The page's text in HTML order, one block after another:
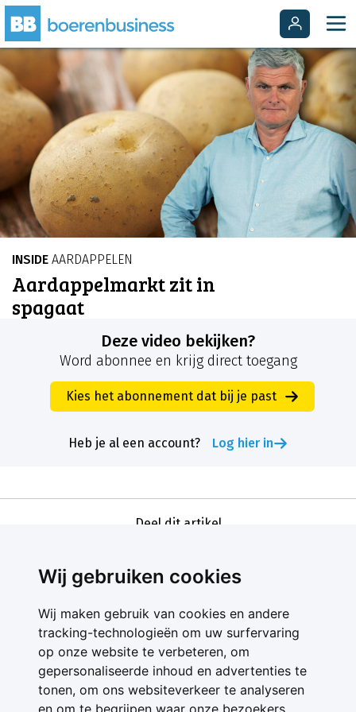
Wij gebruiken cookies
Wij maken gebruik van cookies en andere
tracking-technologieën om uw surfervaring
op onze website te verbeteren, om
gepersonaliseerde inhoud en advertenties te
tonen, om ons websiteverkeer te analyseren
en om te begrijpen waar onze bezoekers
INSIDE AARDAPPELEN
Aardappelmarkt zit in
spagaat
Deze video bekijken?
Word abonnee en krijg direct toegang
Kies het abonnement dat bij je past
Heb je al een account? Log hier in
Deel dit artikel
Contact
Feedback